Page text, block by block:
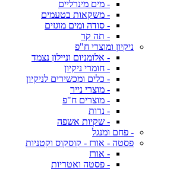
- מים מינרליים
- משקאות בטעמים
- סודה ומים מוגזים
- תה קר
ניקיון ומוצרי ח"פ
- אלומניום וניילון נצמד
- חומרי ניקיון
- כלים ומכשירים לניקיון
- מוצרי נייר
- מוצרים ח"פ
- נרות
- שקיות אשפה
- פחם ומנגל
פסטה - אורז - קוסקוס וקטניות
- אורז
- פסטה ואטריות